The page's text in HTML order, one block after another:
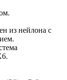
из нейлона с